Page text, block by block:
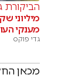
הביקורת
מיליוני
מענקי
גדי פוקס
מכאן